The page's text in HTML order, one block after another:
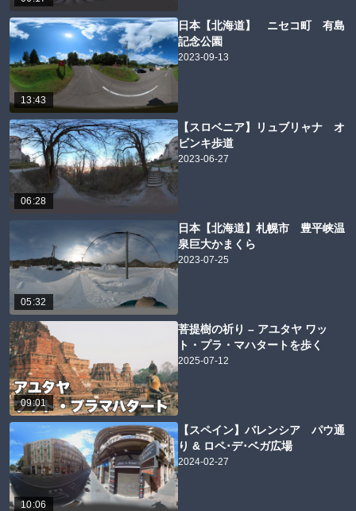
13:43
日本【北海道】 ニセコ町 有島
記念公園
2023-09-13
06:28
【スロベニア】リュブリャナ オ
ビンキ歩道
2023-06-27
05:32
日本【北海道】札幌市 豊平峡温
泉巨大かまくら
2023-07-25
09:01
菩提樹の祈り – アユタヤ ワッ
ト・プラ・マハタートを歩く
2025-07-12
10:06
【スペイン】バレンシア パウ通
り & ロペ･デ･ベガ広場
2024-02-27